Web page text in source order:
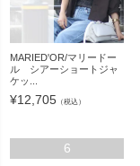
MARIED'OR/マリードー
ル シアーショートジャ
ケッ...
¥12,705 （税込）
6